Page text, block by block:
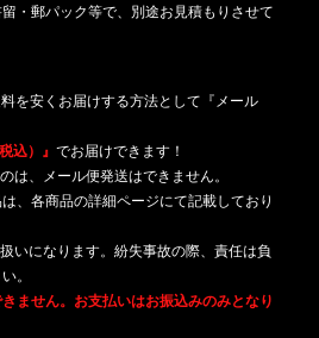
・郵パック等で、別途お見積もりさせて
を安くお届けする方法として『メール
込）』 でお届けできます！
は、メール便発送はできません。
、各商品の詳細ページにて記載しており
いになります。紛失事故の際、責任は負
。
ません。お支払いはお振込みのみとなり